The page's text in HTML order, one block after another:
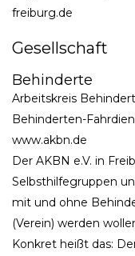
freiburg.de
Gesellschaft
Behinderte
Arbeitskreis
Behinderten-
www.akbn.de
Der AKBN e.V. in
Selbsthilfegruppen
mit und ohne
(Verein) werden
Konkret heißt das: